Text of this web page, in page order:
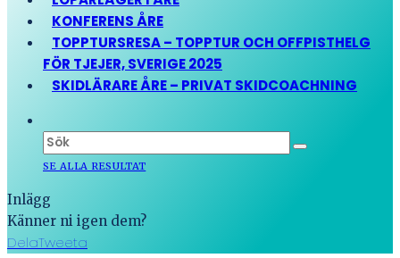
KONFERENS ÅRE
TOPPTURSRESA – TOPPTUR OCH OFFPISTHELG
FÖR TJEJER, SVERIGE 2025
SKIDLÄRARE ÅRE – PRIVAT SKIDCOACHNING
SE ALLA RESULTAT
Inlägg
Känner ni igen dem?
DelaTweeta